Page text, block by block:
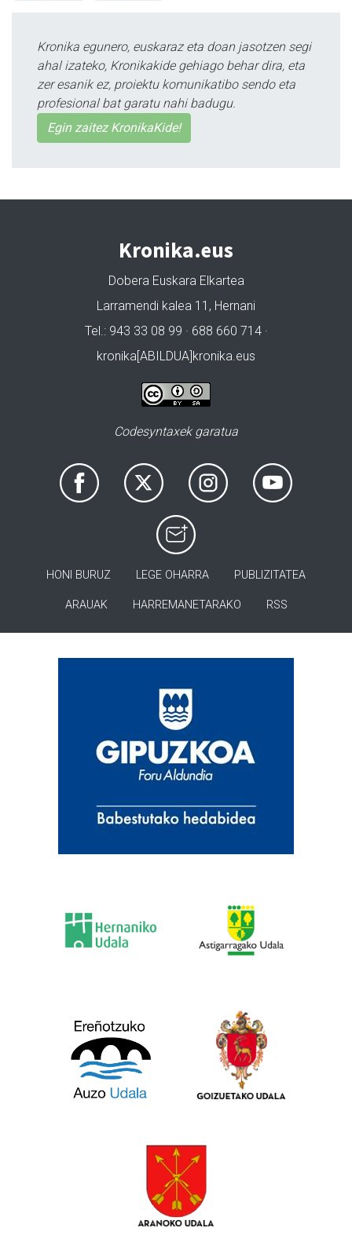
Kronika egunero, euskaraz eta doan jasotzen segi
ahal izateko, Kronikakide gehiago behar dira, eta
zer esanik ez, proiektu komunikatibo sendo eta
profesional bat garatu nahi badugu.
Egin zaitez KronikaKide!
Kronika.eus
Dobera Euskara Elkartea
Larramendi kalea 11, Hernani
Tel.: 943 33 08 99 · 688 660 714 ·
kronika[ABILDUA]kronika.eus
Codesyntaxek garatua
HONI BURUZ LEGE OHARRA PUBLIZITATEA
ARAUAK HARREMANETARAKO RSS